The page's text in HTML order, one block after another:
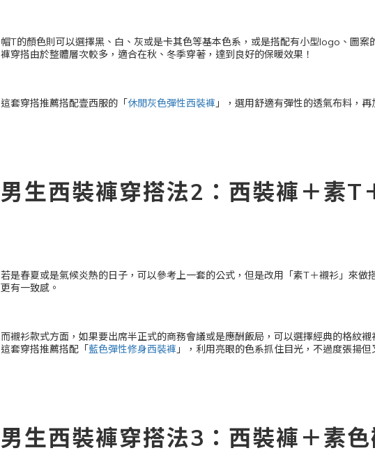
帽T的顏色則可以選擇黑、白、灰或是卡其色等基本色系，或是搭配有小型logo、圖
褲穿搭由於整體層次較多，適合在秋、冬季穿著，達到良好的保暖效果！
這套穿搭推薦搭配壹西服的「休閒灰色彈性西裝褲 」，選用舒適有彈性的透氣布料，
男生西裝褲穿搭法2：西裝褲＋素
若是春夏或是氣候炎熱的日子，可以參考上一套的公式，但是改用「素T＋襯衫」來
更有一致感。
而襯衫款式方面，如果要出席半正式的商務會議或是應酬飯局，可以選擇經典的格紋
這套穿搭推薦搭配「藍色彈性修身西裝褲 」，利用亮眼的色系抓住目光，不過度張揚但
男生西裝褲穿搭法3：西裝褲＋素